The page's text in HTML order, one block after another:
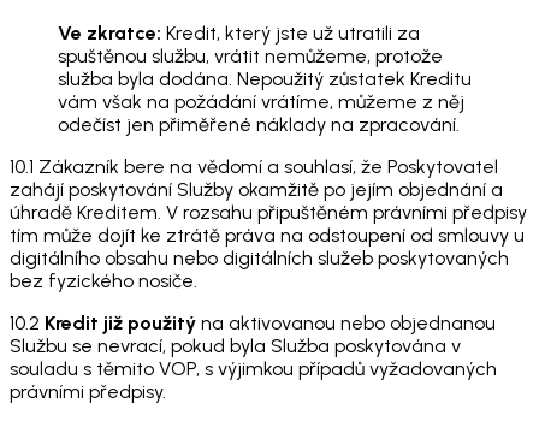
Ve zkratce: Kredit, který jste už utratili za
spuštěnou službu, vrátit nemůžeme, protože
služba byla dodána. Nepoužitý zůstatek Kreditu
vám však na požádání vrátíme, můžeme z něj
odečíst jen přiměřené náklady na zpracování.
10.1 Zákazník bere na vědomí a souhlasí, že Poskytovatel
zahájí poskytování Služby okamžitě po jejím objednání a
úhradě Kreditem. V rozsahu připuštěném právními předpisy
tím může dojít ke ztrátě práva na odstoupení od smlouvy u
digitálního obsahu nebo digitálních služeb poskytovaných
bez fyzického nosiče.
10.2 Kredit již použitý na aktivovanou nebo objednanou
Službu se nevrací, pokud byla Služba poskytována v
souladu s těmito VOP, s výjimkou případů vyžadovaných
právními předpisy.